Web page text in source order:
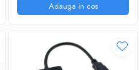
Adauga in cos